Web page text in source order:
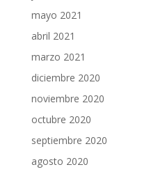
mayo 2021
abril 2021
marzo 2021
diciembre 2020
noviembre 2020
octubre 2020
septiembre 2020
agosto 2020